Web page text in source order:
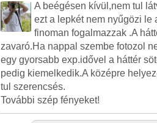
A beégésen kívül,nem tul
ezt a lepkét nem nyűgözi le
finoman fogalmazzak .A
zavaró.Ha nappal szembe fotozol
egy gyorsabb exp.idővel a háttér
pedig kiemelkedik.A középre
tul szerencsés.
További szép fényeket!